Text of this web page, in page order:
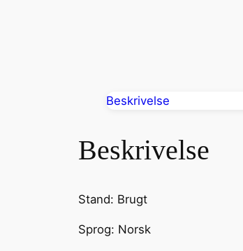
Beskrivelse
Beskrivelse
Stand: Brugt
Sprog: Norsk